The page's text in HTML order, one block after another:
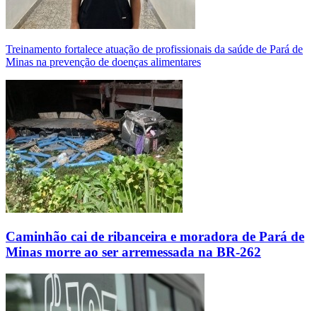
Treinamento fortalece atuação de profissionais da saúde de Pará de
Minas na prevenção de doenças alimentares
Caminhão cai de ribanceira e moradora de Pará de
Minas morre ao ser arremessada na BR-262